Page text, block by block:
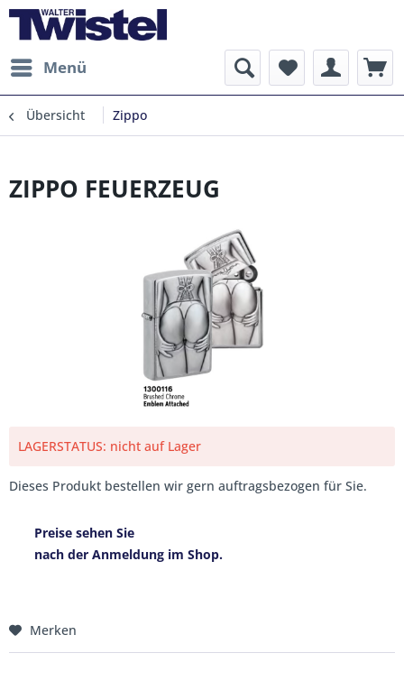
Menü
Übersicht Zippo
ZIPPO FEUERZEUG
LAGERSTATUS: nicht auf Lager
Dieses Produkt bestellen wir gern auftragsbezogen für Sie.
Preise sehen Sie
nach der Anmeldung im Shop.
Merken